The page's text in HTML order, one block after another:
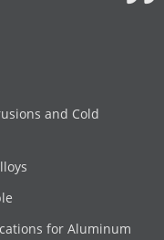
and Cold
for Aluminum